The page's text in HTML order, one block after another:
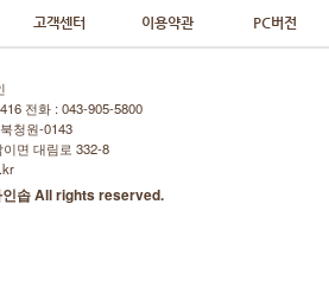
고객센터 이용약관 PC버전
전화 :043-905-5800
청원-0143
면 대림로 332-8
솝 All rights reserved.